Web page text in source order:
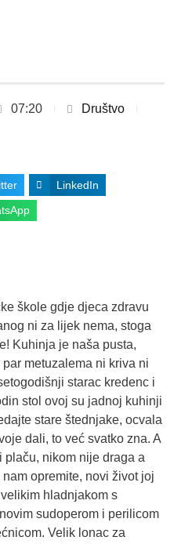
07:20
Društvo
LinkedIn
škole gdje djeca zdravu
ni za lijek nema, stoga
Kuhinja je naša pusta,
metuzalema ni kriva ni
starac kredenc i
stol ovoj su jadnoj kuhinji
stare štednjake, ocvala
dali, to već svatko zna. A
plaču, nikom nije draga a
opremite, novi život joj
hladnjakom s
sudoperom i perilicom
Velik lonac za